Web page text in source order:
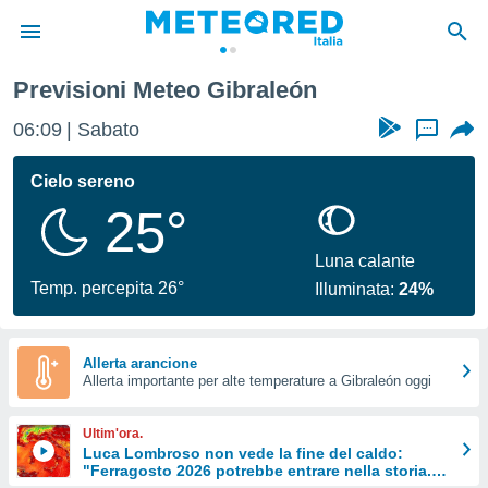
di
per
le
di
Web
le
Previsioni Meteo Gibraleón
06:09 Sabato ...
Cielo sereno
25°
Temp. percepita 26°
Luna calante
Illuminata:24%
Allerta arancione
Allerta importante per alte temperature a Gibraleón oggi
Ultim'ora.
Luca Lombroso non vede la fine del caldo:
"Ferragosto 2026 potrebbe entrare nella storia.